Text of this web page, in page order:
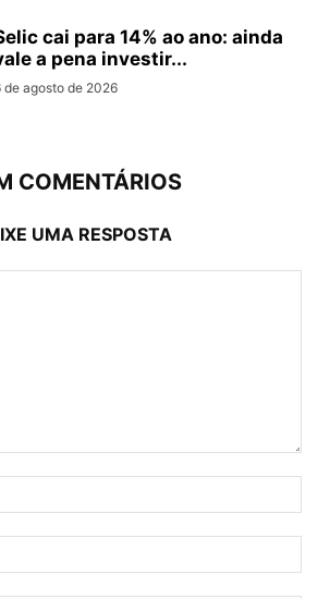
cai para 14% ao ano: ainda
a pena investir...
de agosto de 2026
COMENTÁRIOS
UMA RESPOSTA